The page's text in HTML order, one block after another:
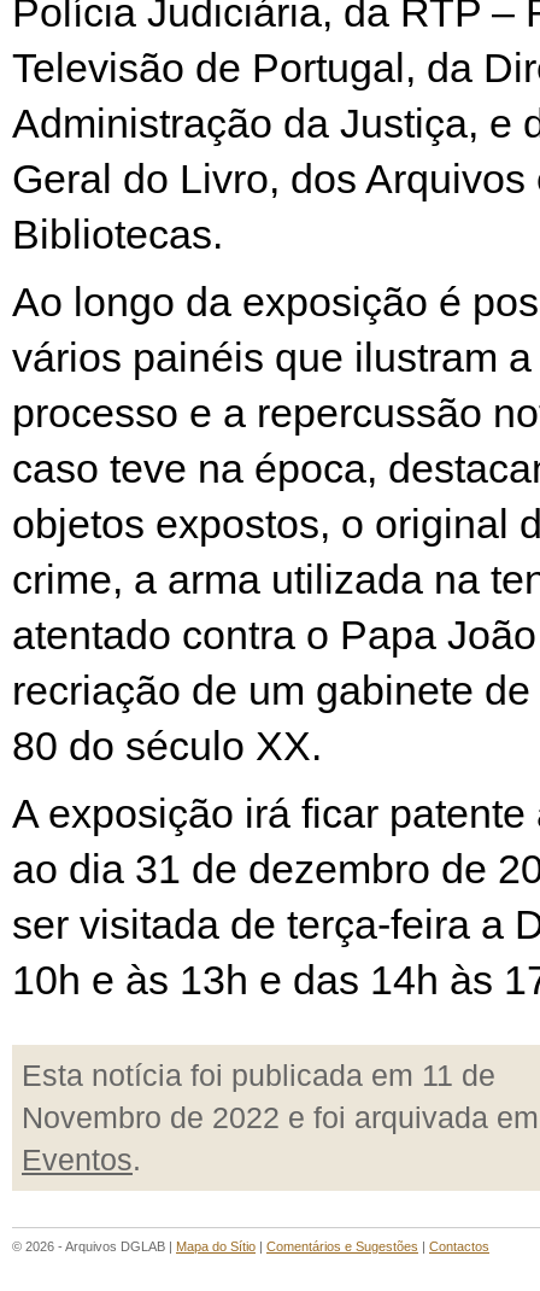
Polícia Judiciária, da RTP –
Televisão de Portugal, da
Administração da Justiça, e
Geral do Livro, dos Arquivos
Bibliotecas.
Ao longo da exposição é
vários painéis que ilustram
processo e a repercussão
caso teve na época,
objetos expostos, o original
crime, a arma utilizada na
atentado contra o Papa
recriação de um gabinete
80 do século XX.
A exposição irá ficar
ao dia 31 de dezembro de
ser visitada de terça-feira a
10h e às 13h e das 14h às
Esta notícia foi publicada em 11 de
Novembro de 2022 e foi arquivada
Eventos.
© 2026 - Arquivos DGLAB | Mapa do Sítio | Comentários e Sugestões | Contactos